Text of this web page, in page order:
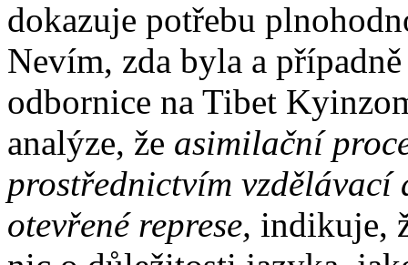
dokazuje potřebu
Nevím, zda byla a
odbornice na Tibet
analýze, že asimilační
prostřednictvím
otevřené represe, indikuje,